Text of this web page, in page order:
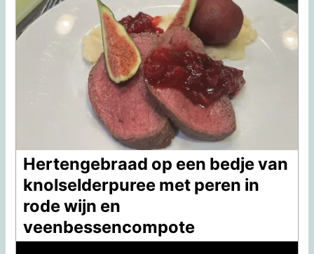
Hertengebraad op een bedje van
knolselderpuree met peren in
rode wijn en
veenbessencompote